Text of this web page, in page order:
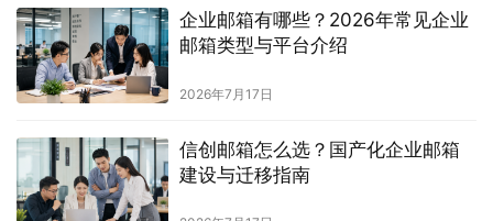
企业邮箱有哪些？2026年常见企业
邮箱类型与平台介绍
2026年7月17日
信创邮箱怎么选？国产化企业邮箱
建设与迁移指南